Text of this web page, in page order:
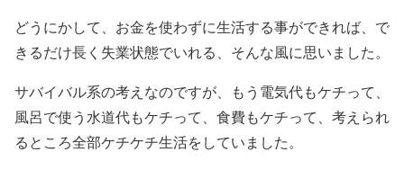
どうにかして、お金を使わずに生活する事ができれば、で
きるだけ長く失業状態でいれる、そんな風に思いました。
サバイバル系の考えなのですが、もう電気代もケチって、
風呂で使う水道代もケチって、食費もケチって、考えられ
るところ全部ケチケチ生活をしていました。